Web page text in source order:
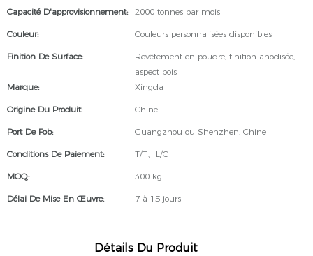
Capacité D'approvisionnement: 2000 tonnes par mois
Couleur: Couleurs personnalisées disponibles
Finition De Surface:
Revêtement en poudre, finition anodisée,
aspect bois
Marque:
Xingda
Origine Du Produit: Chine
Port De Fob: Guangzhou ou Shenzhen, Chine
Conditions De Paiement: T/T、L/C
MOQ: 300 kg
Délai De Mise En Œuvre: 7 à 15 jours
Détails Du Produit